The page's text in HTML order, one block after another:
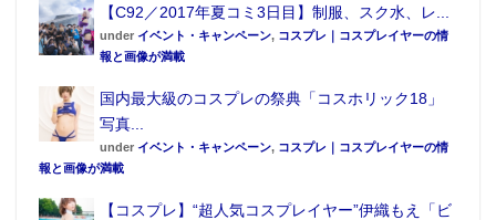
(C)北乃カムイプロジェクト
【C92／2017年夏コミ3日目】制服、スク水、レ...
under イベント・キャンペーン, コスプレ｜コスプレイヤーの情
報と画像が満載
国内最大級のコスプレの祭典「コスホリック18」
写真...
under イベント・キャンペーン, コスプレ｜コスプレイヤーの情
報と画像が満載
【コスプレ】“超人気コスプレイヤー”伊織もえ「ビ